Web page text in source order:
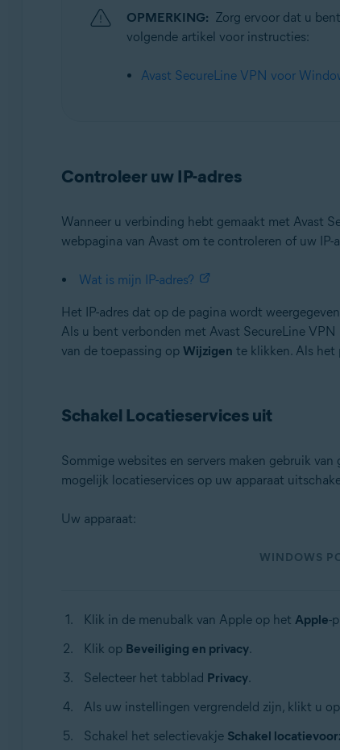
Besturingssystemen:
Microsoft Windows 11 Home / Pro / Enterprise /
Microsoft Windows 8.1 / Pro / Enterprise – 32-/
Apple macOS 11.x (Big Sur)
Apple macOS 10.13.x (High Sierra)
Apple macOS 10.12.x (Sierra)
OPMERKING: Zorg ervoor dat u
volgende artikel voor instructies:
Avast SecureLine VPN voor
Controleer uw IP-adres
Wanneer u verbinding hebt gemaakt met Avast
webpagina van Avast om te controleren of uw
Wat is mijn IP-adres?
Het IP-adres dat op de pagina wordt
Als u bent verbonden met Avast SecureLine
van de toepassing op Wijzigen te klikken. Als het
Schakel Locatieservices uit
Sommige websites en servers maken gebruik
mogelijk locatieservices op uw apparaat
Uw apparaat:
WINDOWS
Klik in de menubalk van Apple op het Apple-
Klik op Beveiliging en privacy.
Selecteer het tabblad Privacy.
Als uw instellingen vergrendeld zijn, klikt u
Schakel het selectievakje Schakel